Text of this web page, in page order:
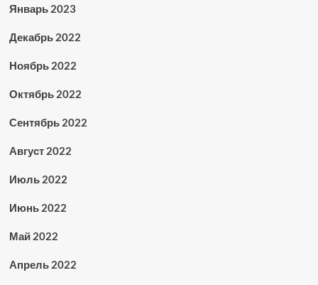
Январь 2023
Декабрь 2022
Ноябрь 2022
Октябрь 2022
Сентябрь 2022
Август 2022
Июль 2022
Июнь 2022
Май 2022
Апрель 2022